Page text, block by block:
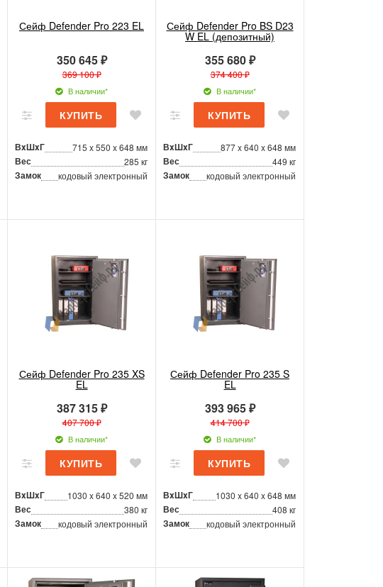
Сейф Defender Pro 223 EL
350 645 ₽
369 100 ₽
В наличии*
ВxШxГ 715 x 550 x 648 мм
Вес 285 кг
Замок кодовый электронный
Сейф Defender Pro BS D23
W EL (депозитный)
355 680 ₽
374 400 ₽
В наличии*
ВxШxГ 877 x 640 x 648 мм
Вес 449 кг
Замок кодовый электронный
Сейф Defender Pro 235 XS
EL
387 315 ₽
407 700 ₽
В наличии*
ВxШxГ 1030 x 640 x 520 мм
Вес 380 кг
Замок кодовый электронный
Сейф Defender Pro 235 S
EL
393 965 ₽
414 700 ₽
В наличии*
ВxШxГ 1030 x 640 x 648 мм
Вес 408 кг
Замок кодовый электронный